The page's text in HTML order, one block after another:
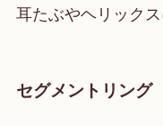
耳たぶやヘリックス
セグメントリング